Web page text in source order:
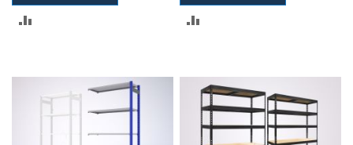
POROVNÁNÍ
POROVNÁNÍ